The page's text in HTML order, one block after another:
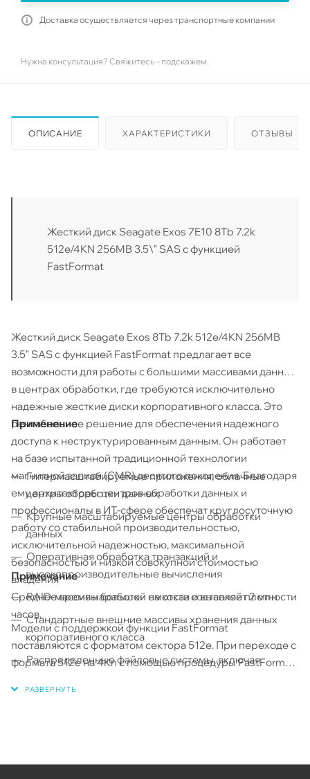
Доставка осуществляется через транспортные компании
Нужна консультация? Свяжитесь – подскажем.
ОПИСАНИЕ ХАРАКТЕРИСТИКИ ОТЗЫВЫ
Жесткий диск Seagate Exos 7E10 8Tb 7.2k
512e/4KN 256MB 3.5\" SAS с функцией
FastFormat
Жесткий диск Seagate Exos 8Tb 7.2k 512e/4KN 256MB
3.5" SAS с функцией FastFormat предлагает все
возможности для работы с большими массивами данных
в центрах обработки, где требуются исключительно
надежные жесткие диски корпоративного класса. Это
рентабельное решение для обеспечения надежного
доступа к неструктурированным данным. Он работает
на базе испытанной традиционной технологии
магнитной записи (CMR) десятого поколения. Благодаря
ему архитекторы центров обработки данных и
профессионалы в ИТ-сфере обеспечат круглосуточную
работу со стабильной производительностью,
исключительной надежностью, максимальной
безопасностью и низкой совокупной стоимостью
владения
Среднее время наработки на отказ составляет 2 млн
часов.
Применение
Гипермасштабируемые приложения, облачные
центры обработки данных
Крупные масштабируемые центры обработки
данных
Оперативная обработка транзакций и
высокопроизводительные вычисления
RAID-массивы большой емкости и высокой плотности
Стандартные внешние массивы хранения данных
корпоративного класса
Распределенные файловые системы, включая
Примечание
Модели с поддержкой функции FastFormat
поставляются с форматом сектора 512e. При переходе с
формата 512e на 4Kn с помощью процедуры FastFormat
ускорения работы при использовании формата 4Kn все